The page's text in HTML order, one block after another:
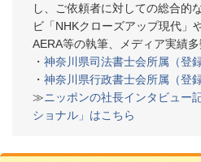
し、ご依頼者に対しての総合的
ビ「NHKクローズアップ現代」
AERA等の執筆、メディア実績多
・ 神奈川県司法書士会所属（登
・ 神奈川県行政書士会所属（登
≫ニッポンの社長インタビュー
ショナル」はこちら